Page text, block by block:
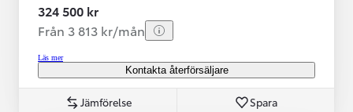
324 500 kr
Från 3 813 kr/mån
Läs mer
Kontakta återförsäljare
Jämförelse Spara